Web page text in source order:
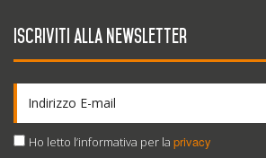
Iscriviti alla newsletter
Ho letto l’informativa per la privacy